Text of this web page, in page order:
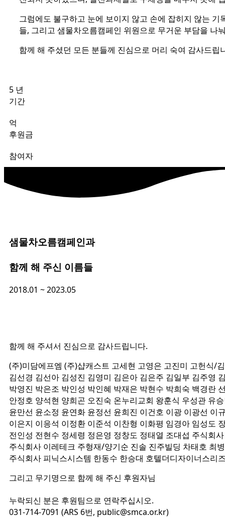
그럼에도 불구하고 눈에 보이지 않고 손에 잡히지 않는
들, 그리고 샘물차오름캠페인 위원으로 무거운 부담을 나
함께 해 주셨던 모든 분들께 진심으로 머리 숙여 감사드립
5 년
기간
억
후원금
참여자
샘물차오름캠페인과
함께 해 주신 이름들
2018.01 ~ 2023.05
함께 해 주셔서 진심으로 감사드립니다.
(주)미담에프엠 (주)샵캐스트 고세현 고영은 고진미 고헌식/
김선경 김선아 김성진 김영미 김은아 김은주 김일부 김주영
박영진 박은조 박인성 박인혜 박재은 박현수 박희숙 백경란
안정호 양석현 양희곤 오진숙 온누리교회 왕훈식 우성관 유
윤만선 윤소정 윤연화 윤정선 윤희진 이건호 이광 이광선 이
이은지 이응석 이정환 이준석 이찬형 이화평 임경아 임성도
전인성 전현수 정세령 정은영 정창도 정태열 조대섭 주식회
주식회사 이레테크 주형재/양기순 진솔 진주빌딩 차태호 최
주식회사 피닉스시스템 한동수 한승대 호텔더디자이너스리
그리고 무기명으로 함께 해 주신 후원자님
누락되신 분은 후원팀으로 연락주십시오.
031-714-7091 (ARS 6번, public@smca.or.kr)